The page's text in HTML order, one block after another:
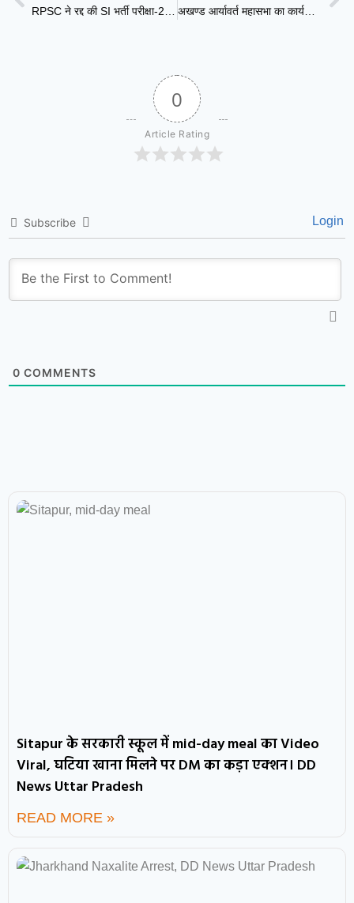
अखण्ड आर्यावर्त महासभा का कार्यकर्ता सम्मेलन 11 मई को लखनऊ में होगा आयोजित
0
Article Rating
Subscribe Login
0 COMMENTS
Sitapur के सरकारी स्कूल में mid-day meal का Video
Viral, घटिया खाना मिलने पर DM का कड़ा एक्शन। DD
News Uttar Pradesh
READ MORE »